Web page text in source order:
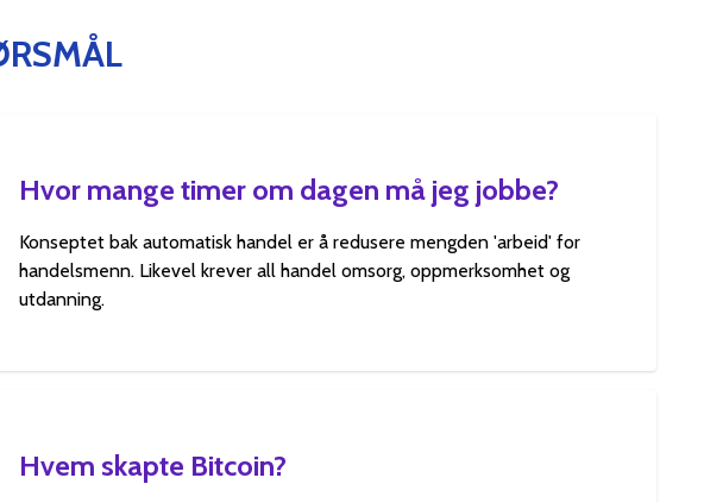
Hvor mange timer om dagen må jeg jobbe?
Konseptet bak automatisk handel er å redusere mengden 'arbeid' for
handelsmenn. Likevel krever all handel omsorg, oppmerksomhet og
utdanning.
Hvem skapte Bitcoin?